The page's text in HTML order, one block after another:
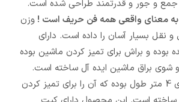
جمع و جور و قدرتمند طراحی شده است.
به معنای واقعی همه فن حریف است ! وزن
نقل بسیار آسان را داده است. دارای
بوده و براش برای تمیز کردن ماشین بوده
شوی براق ماشین ایده آل ساخته است.
شلنگ پرفشار آن دارای 4 متر طول بوده که آن را برای تمیز کردن